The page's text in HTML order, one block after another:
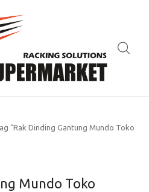
“Rak Dinding Gantung Mundo Toko
Mundo Toko